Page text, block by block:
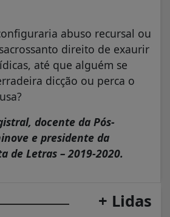
abuso recursal ou
direito de exaurir
até que alguém se
dicção ou perca o
docente da Pós-
e presidente da
de Letras – 2019-2020.
+ Lidas